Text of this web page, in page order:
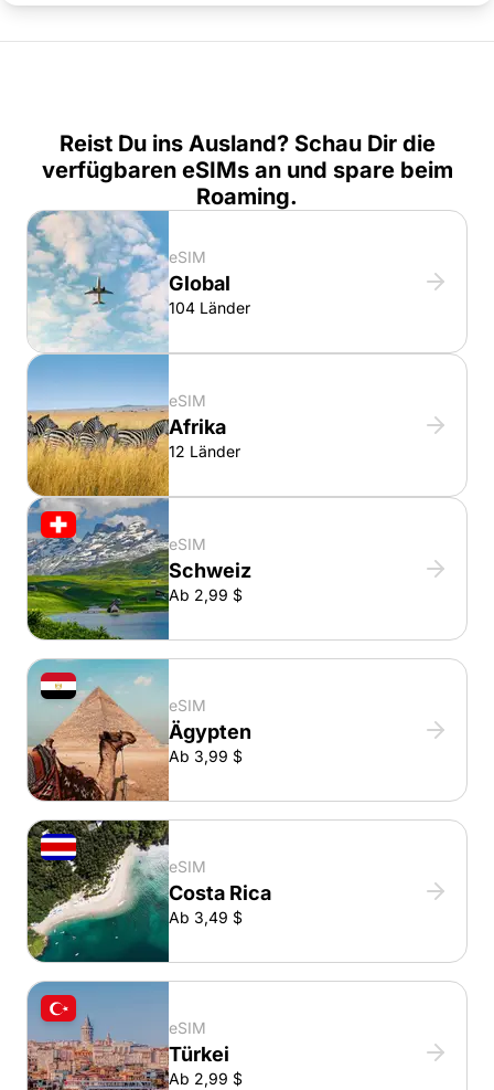
Reist Du ins Ausland? Schau Dir die
verfügbaren eSIMs an und spare beim
Roaming.
eSIM
Global
104 Länder
eSIM
Afrika
12 Länder
eSIM
Schweiz
Ab 2,99 $
eSIM
Ägypten
Ab 3,99 $
eSIM
Costa Rica
Ab 3,49 $
eSIM
Türkei
Ab 2,99 $